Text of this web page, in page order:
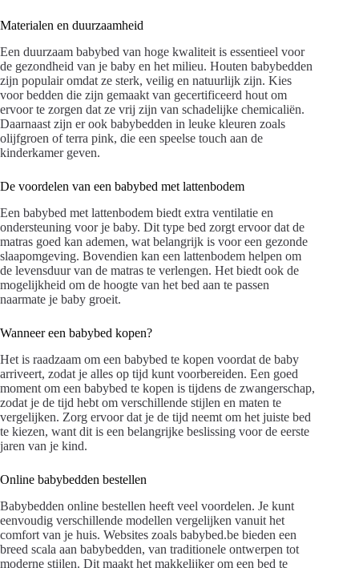
Materialen en duurzaamheid
Een duurzaam babybed van hoge kwaliteit is essentieel voor
de gezondheid van je baby en het milieu. Houten babybedden
zijn populair omdat ze sterk, veilig en natuurlijk zijn. Kies
voor bedden die zijn gemaakt van gecertificeerd hout om
ervoor te zorgen dat ze vrij zijn van schadelijke chemicaliën.
Daarnaast zijn er ook babybedden in leuke kleuren zoals
olijfgroen of terra pink, die een speelse touch aan de
kinderkamer geven.
De voordelen van een babybed met lattenbodem
Een babybed met lattenbodem biedt extra ventilatie en
ondersteuning voor je baby. Dit type bed zorgt ervoor dat de
matras goed kan ademen, wat belangrijk is voor een gezonde
slaapomgeving. Bovendien kan een lattenbodem helpen om
de levensduur van de matras te verlengen. Het biedt ook de
mogelijkheid om de hoogte van het bed aan te passen
naarmate je baby groeit.
Wanneer een babybed kopen?
Het is raadzaam om een babybed te kopen voordat de baby
arriveert, zodat je alles op tijd kunt voorbereiden. Een goed
moment om een babybed te kopen is tijdens de zwangerschap,
zodat je de tijd hebt om verschillende stijlen en maten te
vergelijken. Zorg ervoor dat je de tijd neemt om het juiste bed
te kiezen, want dit is een belangrijke beslissing voor de eerste
jaren van je kind.
Online babybedden bestellen
Babybedden online bestellen heeft veel voordelen. Je kunt
eenvoudig verschillende modellen vergelijken vanuit het
comfort van je huis. Websites zoals babybed.be bieden een
breed scala aan babybedden, van traditionele ontwerpen tot
moderne stijlen. Dit maakt het makkelijker om een bed te